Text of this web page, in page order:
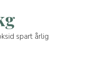
spart årlig